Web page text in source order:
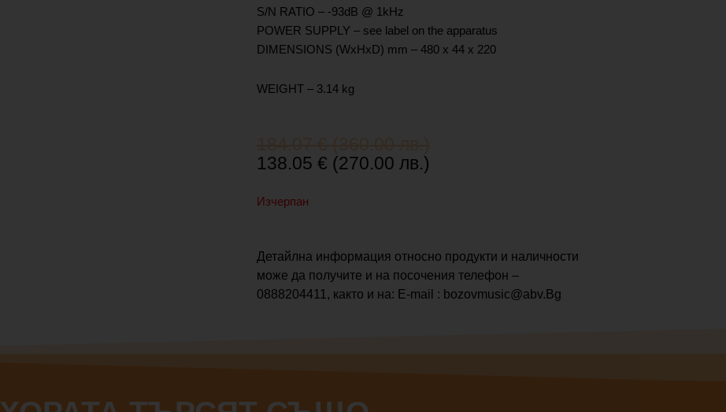
S/N RATIO – -93dB @ 1kHz
POWER SUPPLY – see label on the apparatus
DIMENSIONS (WxHxD) mm – 480 x 44 x 220
WEIGHT – 3.14 kg
price
184.07 €
138.05 € (270.00 лв.)
цена
138.05 €
Изчерпан
Детайлна информация относно продукти и наличности
може да получите и на посочения телефон –
0888204411, както и на: E-mail : bozovmusic@abv.Bg